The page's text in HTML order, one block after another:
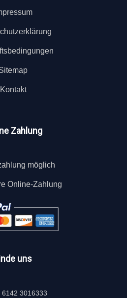
Kontakt
Zahlung
möglich
Online-Zahlung
uns
6142 3016333